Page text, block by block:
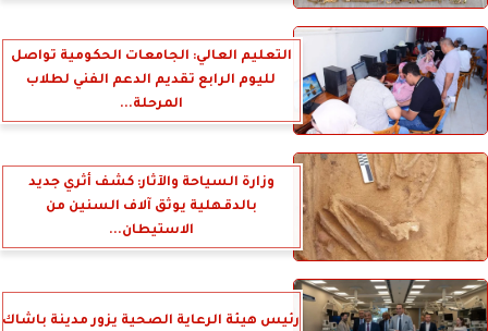
التعليم العالي: الجامعات الحكومية تواصل
لليوم الرابع تقديم الدعم الفني لطلاب
المرحلة...
وزارة السياحة والآثار: كشف أثري جديد
بالدقهلية يوثق آلاف السنين من
الاستيطان...
رئيس هيئة الرعاية الصحية يزور مدينة باشاك